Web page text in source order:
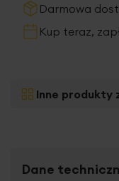
Darmowa
Kup teraz,
Inne produkty
Dane